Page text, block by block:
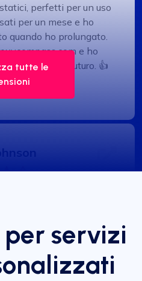
perfetti per un uso
per un mese e ho
quando ho prolungato.
e ho
loro anche in futuro. 👍
servizi di ProxyCompass
tutte le mie
cui operano i loro
una
tutte le
servizi